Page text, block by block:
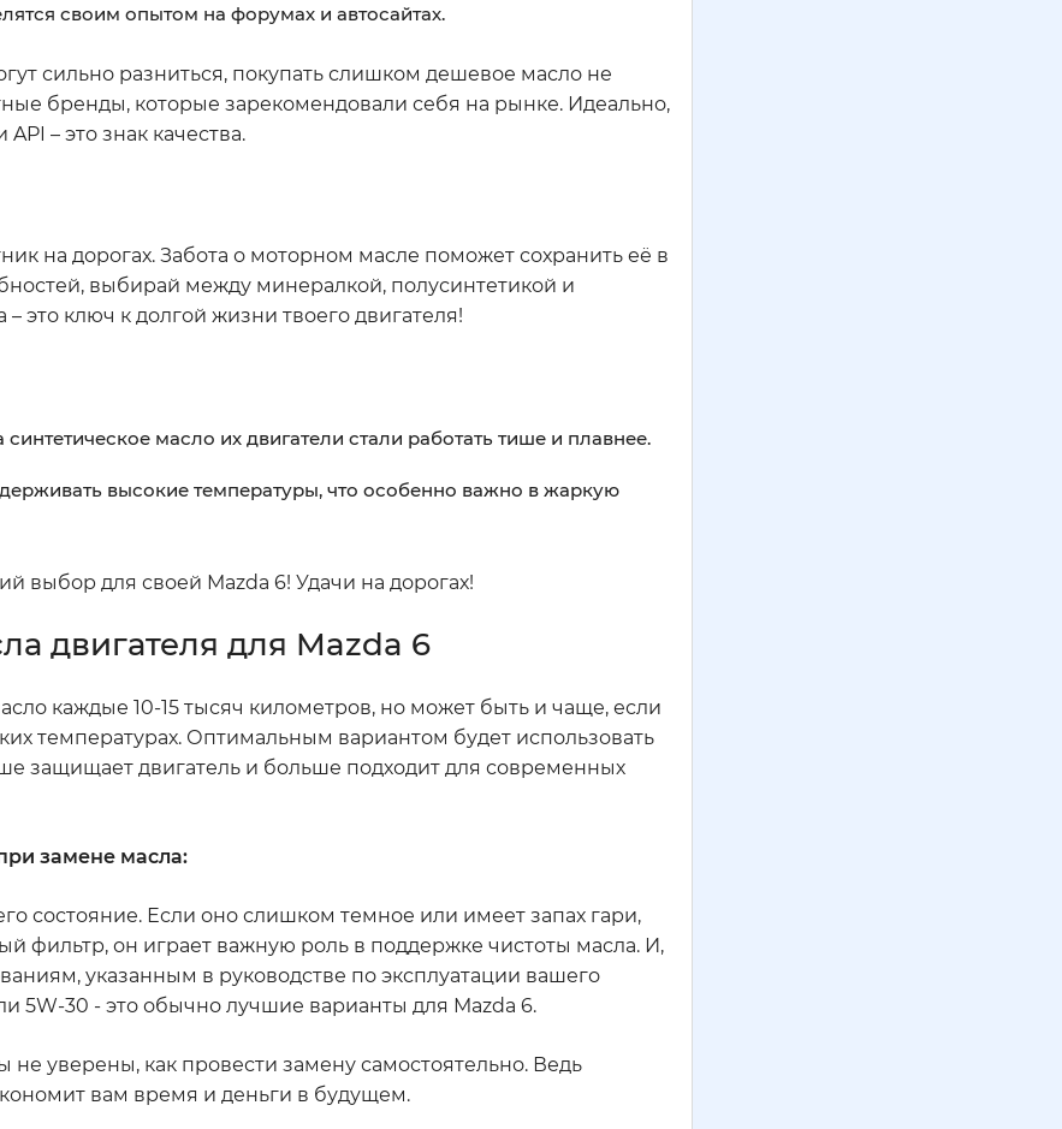
своим опытом на форумах и автосайтах.
сильно разниться, покупать слишком дешевое масло не
бренды, которые зарекомендовали себя на рынке. Идеально,
– это знак качества.
на дорогах. Забота о моторном масле поможет сохранить её в
выбирай между минералкой, полусинтетикой и
это ключ к долгой жизни твоего двигателя!
масло их двигатели стали работать тише и плавнее.
высокие температуры, что особенно важно в жаркую
выбор для своей Mazda 6! Удачи на дорогах!
двигателя для Mazda 6
каждые 10-15 тысяч километров, но может быть и чаще, если
температурах. Оптимальным вариантом будет использовать
защищает двигатель и больше подходит для современных
замене масла:
состояние. Если оно слишком темное или имеет запах гари,
фильтр, он играет важную роль в поддержке чистоты масла. И,
указанным в руководстве по эксплуатации вашего
5W-30 - это обычно лучшие варианты для Mazda 6.
уверены, как провести замену самостоятельно. Ведь
вам время и деньги в будущем.